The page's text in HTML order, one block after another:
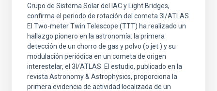
Grupo de Sistema Solar del IAC y Light Bridges,
confirma el periodo de rotación del cometa 3I/ATLAS
El Two-meter Twin Telescope (TTT) ha realizado un
hallazgo pionero en la astronomía: la primera
detección de un chorro de gas y polvo (o jet ) y su
modulación periódica en un cometa de origen
interestelar, el 3I/ATLAS. El estudio, publicado en la
revista Astronomy & Astrophysics, proporciona la
primera evidencia de actividad localizada de un